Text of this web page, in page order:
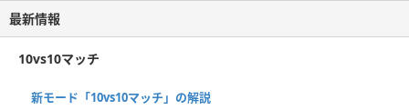
最新情報
10vs10マッチ
新モード「10vs10マッチ」の解説